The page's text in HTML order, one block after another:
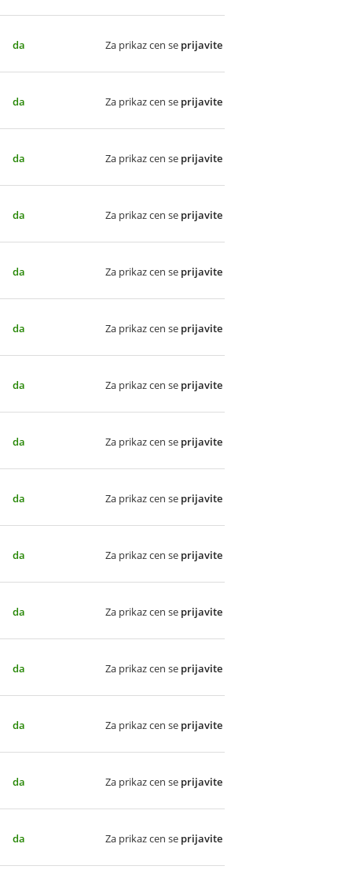
da Za prikaz cen se prijavite
da Za prikaz cen se prijavite
da Za prikaz cen se prijavite
da Za prikaz cen se prijavite
da Za prikaz cen se prijavite
da Za prikaz cen se prijavite
da Za prikaz cen se prijavite
da Za prikaz cen se prijavite
da Za prikaz cen se prijavite
da Za prikaz cen se prijavite
da Za prikaz cen se prijavite
da Za prikaz cen se prijavite
da Za prikaz cen se prijavite
da Za prikaz cen se prijavite
da Za prikaz cen se prijavite